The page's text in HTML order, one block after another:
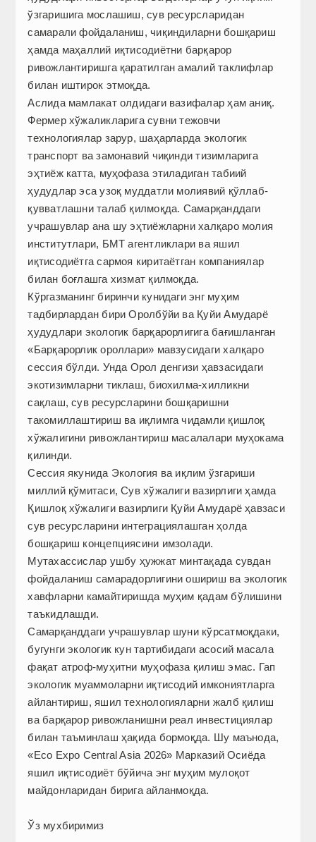
ўзгаришига мослашиш, сув ресурсларидан
самарали фойдаланиш, чиқиндиларни бош­қариш
ҳамда маҳаллий иқтисодиётни барқарор
ривожлантиришга қаратилган амалий таклифлар
билан иштирок этмоқда.
Аслида мамлакат олдидаги вазифалар ҳам аниқ.
Фермер хўжаликларига сувни тежовчи
технологиялар зарур, шаҳарларда экологик
транспорт ва замонавий чиқинди тизимларига
эҳтиёж катта, муҳофаза этиладиган табиий
ҳудудлар эса узоқ муддатли молиявий қўллаб-
қувватлашни талаб қилмоқда. Самарқанддаги
учрашувлар ана шу эҳтиёжларни халқаро молия
институтлари, БМТ агентликлари ва яшил
иқтисодиётга сармоя киритаётган компаниялар
билан боғлашга хизмат қилмоқда.
Кўргазманинг биринчи кунидаги энг муҳим
тадбирлардан бири Оролбўйи ва Қуйи Амударё
ҳудудлари экологик барқарорлигига бағишланган
«Барқарорлик ороллари» мавзусидаги халқаро
сессия бўлди. Унда Орол денгизи ҳавзасидаги
экотизимларни тиклаш, биохилма-хилликни
сақлаш, сув ресурсларини бошқаришни
такомиллаштириш ва иқлимга чидамли қишлоқ
хўжалигини ривожлантириш масалалари муҳокама
қилинди.
Сессия якунида Экология ва иқлим ўзгариши
миллий қўмитаси, Сув хўжалиги вазирлиги ҳамда
Қишлоқ хўжалиги вазирлиги Қуйи Амударё ҳавзаси
сув ресурсларини интеграциялашган ҳолда
бошқариш концепциясини имзолади.
Мутахассислар ушбу ҳужжат минтақада сувдан
фойдаланиш самарадорлигини ошириш ва экологик
хавфларни камайтиришда муҳим қадам бўлишини
таъкидлашди.
Самарқанддаги учрашувлар шуни кўрсатмоқдаки,
бугунги экологик кун тартибидаги асосий масала
фақат атроф-муҳитни муҳофаза қилиш эмас. Гап
экологик муаммоларни иқтисодий имкониятларга
айлантириш, яшил технологияларни жалб қилиш
ва барқарор ривожланишни реал инвестициялар
билан таъминлаш ҳақида бормоқда. Шу маънода,
«Eco Expo Central Asia 2026» Марказий Осиёда
яшил иқтисодиёт бўйича энг муҳим мулоқот
майдонларидан бирига айланмоқда.
Ўз мухбиримиз